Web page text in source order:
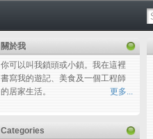
關於我
你可以叫我鎖頭或小鎖。我在這裡
書寫我的遊記、美食及一個工程師
的居家生活。
更多...
Categories